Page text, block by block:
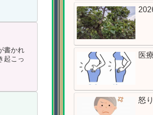
書かれ
起こっ
医
怒